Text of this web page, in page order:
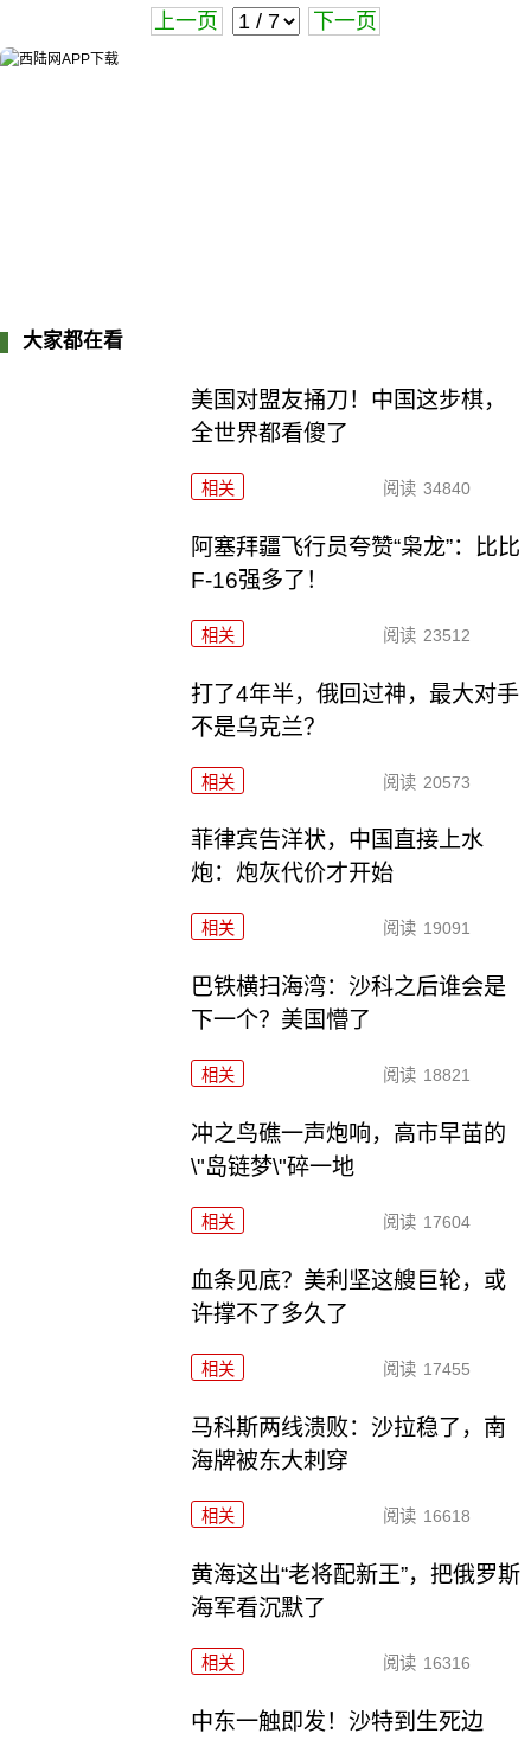
上一页 下一页
大家都在看
美国对盟友捅刀！中国这步棋，
全世界都看傻了
相关 阅读 34840
阿塞拜疆飞行员夸赞“枭龙”：比比
F-16强多了！
相关 阅读 23512
打了4年半，俄回过神，最大对手
不是乌克兰？
相关 阅读 20573
菲律宾告洋状，中国直接上水
炮：炮灰代价才开始
相关 阅读 19091
巴铁横扫海湾：沙科之后谁会是
下一个？美国懵了
相关 阅读 18821
冲之鸟礁一声炮响，高市早苗的
\"岛链梦\"碎一地
相关 阅读 17604
血条见底？美利坚这艘巨轮，或
许撑不了多久了
相关 阅读 17455
马科斯两线溃败：沙拉稳了，南
海牌被东大刺穿
相关 阅读 16618
黄海这出“老将配新王”，把俄罗斯
海军看沉默了
相关 阅读 16316
中东一触即发！沙特到生死边